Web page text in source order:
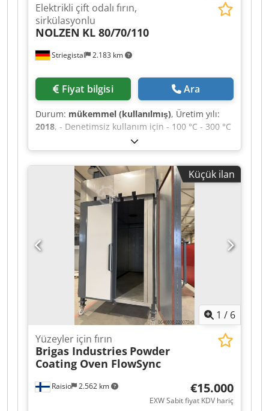
Striegistal 2.183 km
Elektrikli çift odalı fırın,
sirkülasyonlu
NOLZEN KL 80/70/110
Fiyat bilgisi Ara
Durum: mükemmel (kullanılmış), Üretim yılı:
2018, - Denetimsiz kullanım için - 100 °C - 300 °C
arasında sıcaklıklar için - Dış ölçüler: 1500 x 2773
x 2096 mm (G x Y x U) - Her bir hazne için net iç
ölçü: 800 x 800 x 1100 mm (G x Y x U), kirişle
yükseklik = 700 mm - Maks. parti ölçüsü: 700 x
600 x 1000 mm (G x Y x U); Maks. ağırlık 500 kg
Her bir hazne için bağlantı değerleri: Sirkülasyon
= 3,0 kW (1 adet); Elektrikli ısıtma = 30 kW (1
kontrol grubu) Crsdpfx Ajzbnnwoamsf Sıcaklık
hassasiyeti +/- 5 K’de 150 °C, 250 °C, 300 °C Parti
geometrisine bağlı olarak sıcaklık hassasiyeti +/-
1,5 K’ye kadar ayarlanabilir 1 adet Protherm 500
program kontrol cihazı
Küçük ilan
1 / 6
Raisio 2.562 km
Yüzeyler için fırın
Brigas Industries Powder
Coating Oven FlowSync
€15.000
EXW Sabit fiyat KDV hariç